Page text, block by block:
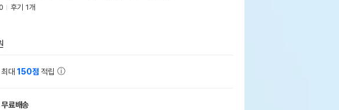
후기 1개
최대150점 적립
무료배송